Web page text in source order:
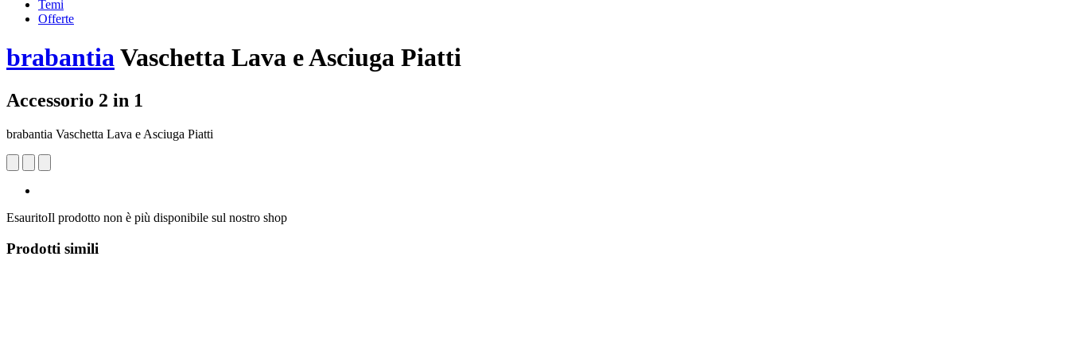
Temi
Offerte
brabantiaVaschetta Lava e Asciuga Piatti
Accessorio 2 in 1
brabantia Vaschetta Lava e Asciuga Piatti
EsauritoIl prodotto non è più disponibile sul nostro shop
Prodotti simili